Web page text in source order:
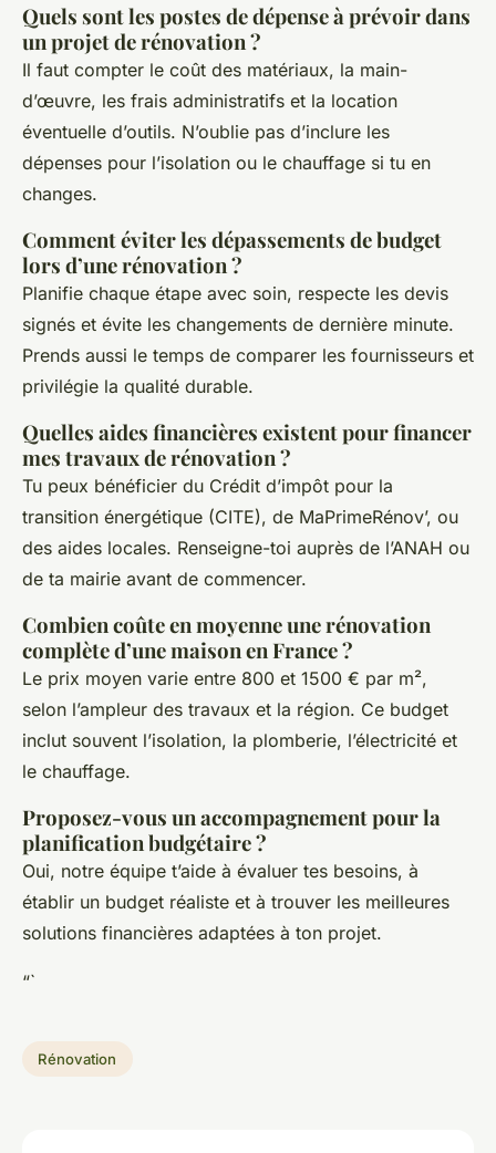
Quels sont les postes de dépense à prévoir dans
un projet de rénovation ?
Il faut compter le coût des matériaux, la main-
d’œuvre, les frais administratifs et la location
éventuelle d’outils. N’oublie pas d’inclure les
dépenses pour l’isolation ou le chauffage si tu en
changes.
Comment éviter les dépassements de budget
lors d’une rénovation ?
Planifie chaque étape avec soin, respecte les devis
signés et évite les changements de dernière minute.
Prends aussi le temps de comparer les fournisseurs et
privilégie la qualité durable.
Quelles aides financières existent pour financer
mes travaux de rénovation ?
Tu peux bénéficier du Crédit d’impôt pour la
transition énergétique (CITE), de MaPrimeRénov’, ou
des aides locales. Renseigne-toi auprès de l’ANAH ou
de ta mairie avant de commencer.
Combien coûte en moyenne une rénovation
complète d’une maison en France ?
Le prix moyen varie entre 800 et 1500 € par m²,
selon l’ampleur des travaux et la région. Ce budget
inclut souvent l’isolation, la plomberie, l’électricité et
le chauffage.
Proposez-vous un accompagnement pour la
planification budgétaire ?
Oui, notre équipe t’aide à évaluer tes besoins, à
établir un budget réaliste et à trouver les meilleures
solutions financières adaptées à ton projet.
“`
Rénovation